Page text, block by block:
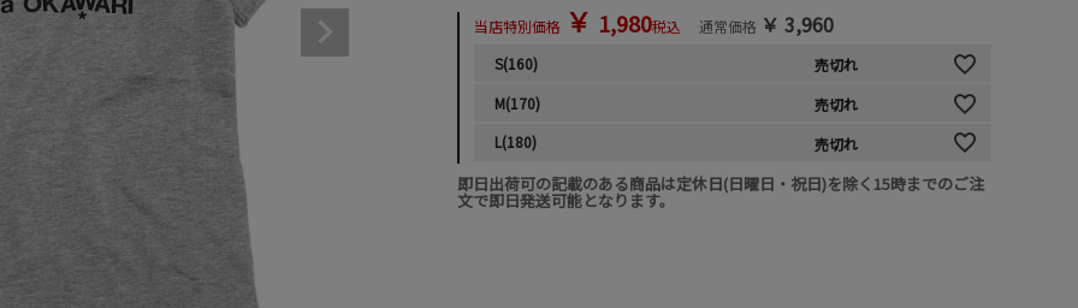
当店特別価格 ￥ 1,980税込 通常価格 ￥ 3,960
S(160)
売切れ
M(170)
売切れ
L(180)
売切れ
即日出荷可の記載のある商品は定休日(日曜日・祝日)を除く15時までのご注
文で即日発送可能となります。